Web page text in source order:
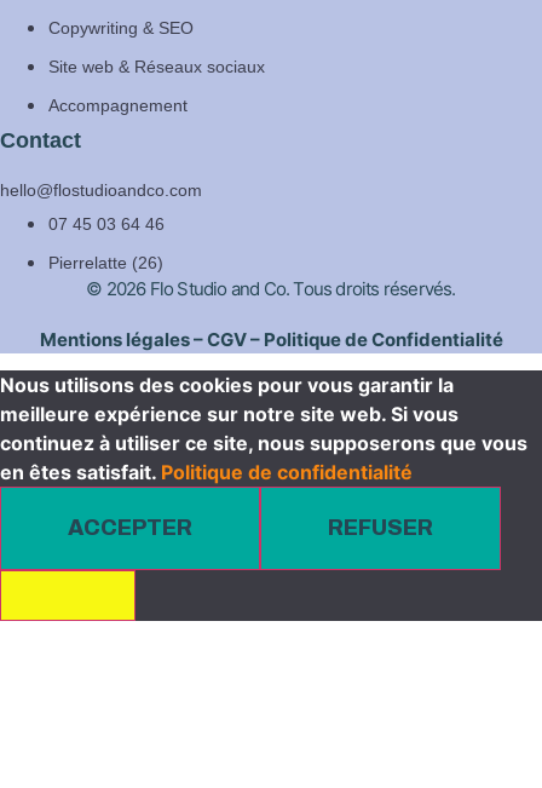
Copywriting & SEO
Site web & Réseaux sociaux
Accompagnement
Contact
hello@flostudioandco.com
07 45 03 64 46
Pierrelatte (26)
© 2026 Flo Studio and Co. Tous droits réservés.
Mentions légales–CGV– Politique de Confidentialité
Nous utilisons des cookies pour vous garantir la
meilleure expérience sur notre site web. Si vous
continuez à utiliser ce site, nous supposerons que vous
en êtes satisfait. Politique de confidentialité
ACCEPTER REFUSER